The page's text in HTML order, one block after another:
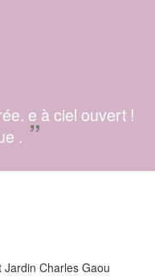
e à ciel ouvert !
. ”
Jardin Charles Gaou